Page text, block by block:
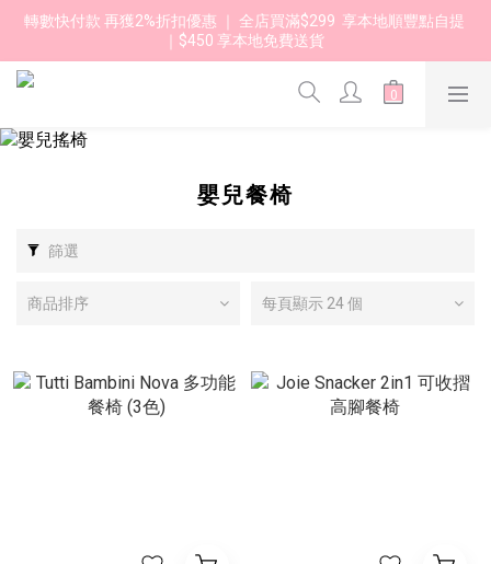
轉數快付款 再獲2%折扣優惠 ｜ 全店買滿$299  享本地順豐點自提
｜$450 享本地免費送貨
嬰兒餐椅
篩選
商品排序 每頁顯示 24 個